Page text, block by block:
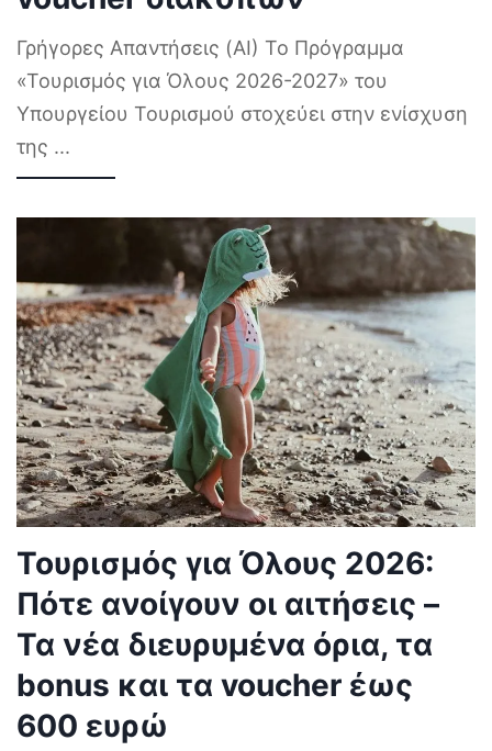
Γρήγορες Απαντήσεις (AI) Το Πρόγραμμα
«Τουρισμός για Όλους 2026-2027» του
Υπουργείου Τουρισμού στοχεύει στην ενίσχυση
της ...
Τουρισμός για Όλους 2026:
Πότε ανοίγουν οι αιτήσεις –
Τα νέα διευρυμένα όρια, τα
bonus και τα voucher έως
600 ευρώ